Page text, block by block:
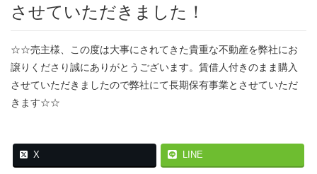
させていただきました！
☆☆売主様、この度は大事にされてきた貴重な不動産を弊社にお
譲りくださり誠にありがとうございます。賃借人付きのまま購入
させていただきましたので弊社にて長期保有事業とさせていただ
きます☆☆
X LINE